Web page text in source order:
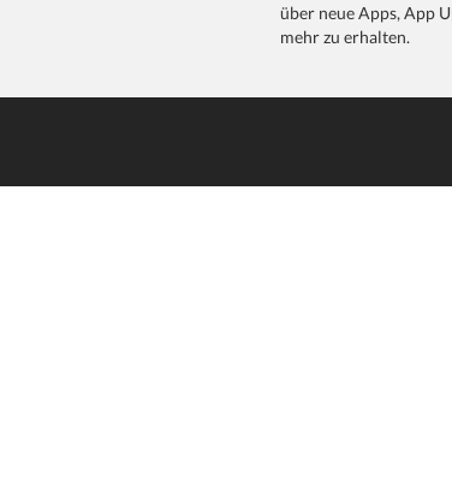
über neue Apps, App
mehr zu erhalten.